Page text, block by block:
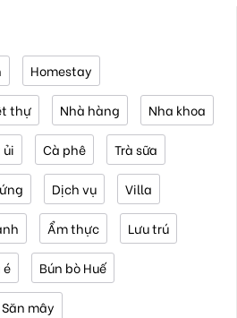
Homestay
thự Nhà hàng Nha khoa
Cà phê Trà sữa
Dịch vụ Villa
Ẩm thực Lưu trú
é Bún bò Huế
Săn mây